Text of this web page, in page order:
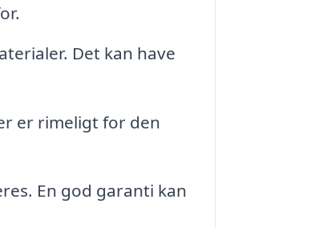
Det kan have
er rimeligt for den
En god garanti kan